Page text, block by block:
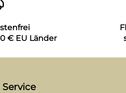
€ EU Länder
Service